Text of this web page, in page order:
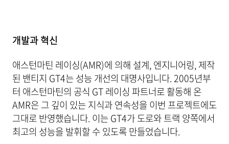
개발과 혁신
애스턴마틴 레이싱(AMR)에 의해 설계, 엔지니어링, 제작
된 밴티지 GT4는 성능 개선의 대명사입니다. 2005년부
터 애스턴마틴의 공식 GT 레이싱 파트너로 활동해 온
AMR은 그 깊이 있는 지식과 연속성을 이번 프로젝트에도
그대로 반영했습니다. 이는 GT4가 도로와 트랙 양쪽에서
최고의 성능을 발휘할 수 있도록 만들었습니다.